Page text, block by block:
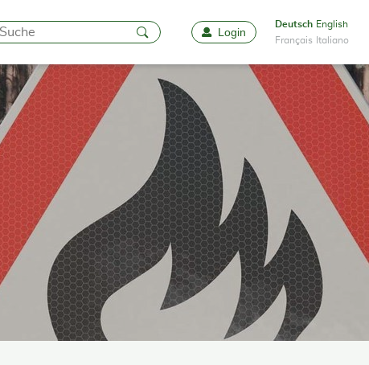
FavoritenLogin
Deutsch English
Français
Italiano